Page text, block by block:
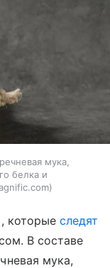
мука,
белка и
которыеследят
В составе
мука,